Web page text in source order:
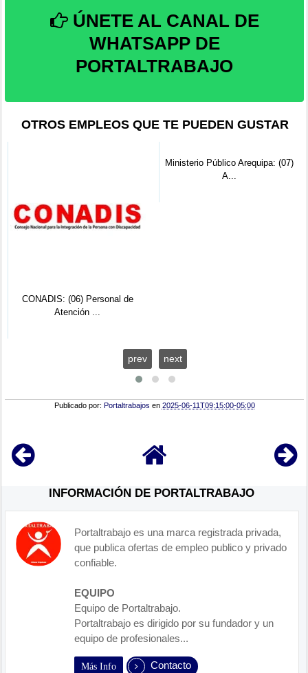
ÚNETE AL CANAL DE
WHATSAPP DE
PORTALTRABAJO
OTROS EMPLEOS QUE TE PUEDEN GUSTAR
CONADIS: (06) Personal de
Atención ...
prev next
Publicado por: Portaltrabajos en 2025-06-11T09:15:00-05:00
INFORMACIÓN DE PORTALTRABAJO
Portaltrabajo es una marca registrada privada,
que publica ofertas de empleo publico y privado
confiable.
EQUIPO
Equipo de Portaltrabajo.
Portaltrabajo es dirigido por su fundador y un
equipo de profesionales...
Más Info Contacto